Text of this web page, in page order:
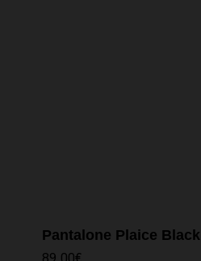
Pantalone Plaice Black